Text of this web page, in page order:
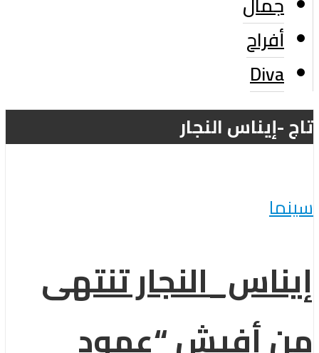
أفراح
Diva
تاج -إيناس النجار
سينما
إيناس_النجار تنتهى
من أفيش “عمود